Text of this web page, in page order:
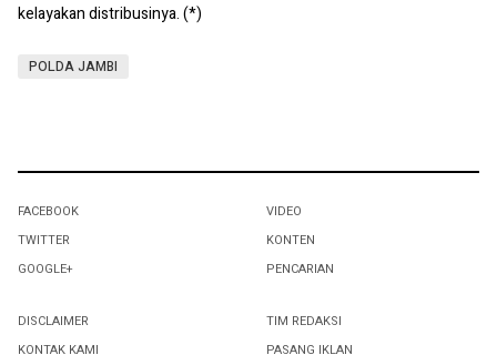
kelayakan distribusinya. (*)
POLDA JAMBI
FACEBOOK
TWITTER
GOOGLE+
VIDEO
KONTEN
PENCARIAN
DISCLAIMER
KONTAK KAMI
TIM REDAKSI
PASANG IKLAN